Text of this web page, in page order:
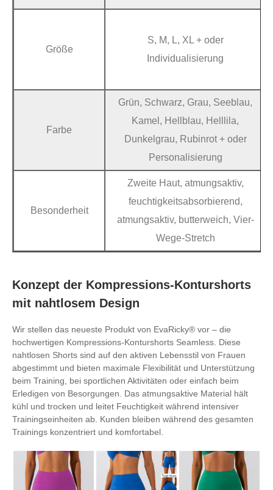
Größe
S, M, L, XL + oder
Individualisierung
Farbe
Grün, Schwarz, Grau, Seeblau,
Kamel, Hellblau, Helllila,
Dunkelgrau, Rubinrot + oder
Personalisierung
Besonderheit
Zweite Haut, atmungsaktiv,
feuchtigkeitsabsorbierend,
atmungsaktiv, butterweich, Vier-
Wege-Stretch
Konzept der Kompressions-Konturshorts
mit nahtlosem Design
Wir stellen das neueste Produkt von EvaRicky® vor – die
hochwertigen Kompressions-Konturshorts Seamless. Diese
nahtlosen Shorts sind auf den aktiven Lebensstil von Frauen
abgestimmt und bieten maximale Flexibilität und Unterstützung
beim Training, bei sportlichen Aktivitäten oder einfach beim
Erledigen von Besorgungen. Das atmungsaktive Material hält
kühl und trocken und leitet Feuchtigkeit während intensiver
Trainingseinheiten ab. Kunden bleiben während des gesamten
Trainings konzentriert und komfortabel.